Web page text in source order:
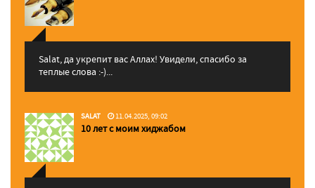
Salat, да укрепит вас Аллаx! Увидели, спасибо за
теплые слова :-)...
SALAT 11.04.2025, 09:02
10 лет с моим хиджабом